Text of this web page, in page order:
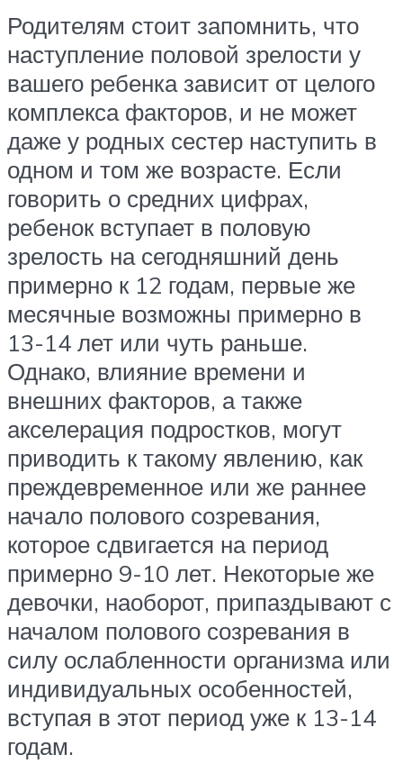
Родителям стоит запомнить, что
наступление половой зрелости у
вашего ребенка зависит от целого
комплекса факторов, и не может
даже у родных сестер наступить в
одном и том же возрасте. Если
говорить о средних цифрах,
ребенок вступает в половую
зрелость на сегодняшний день
примерно к 12 годам, первые же
месячные возможны примерно в
13-14 лет или чуть раньше.
Однако, влияние времени и
внешних факторов, а также
акселерация подростков, могут
приводить к такому явлению, как
преждевременное или же раннее
начало полового созревания,
которое сдвигается на период
примерно 9-10 лет. Некоторые же
девочки, наоборот, припаздывают с
началом полового созревания в
силу ослабленности организма или
индивидуальных особенностей,
вступая в этот период уже к 13-14
годам.